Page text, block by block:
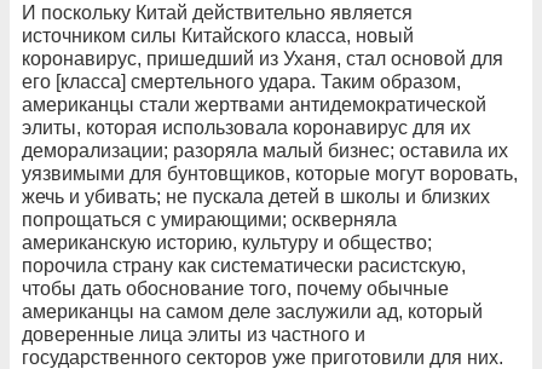
И поскольку Китай действительно является
источником силы Китайского класса, новый
коронавирус, пришедший из Уханя, стал основой для
его [класса] смертельного удара. Таким образом,
американцы стали жертвами антидемократической
элиты, которая использовала коронавирус для их
деморализации; разоряла малый бизнес; оставила их
уязвимыми для бунтовщиков, которые могут воровать,
жечь и убивать; не пускала детей в школы и близких
попрощаться с умирающими; оскверняла
американскую историю, культуру и общество;
порочила страну как систематически расистскую,
чтобы дать обоснование того, почему обычные
американцы на самом деле заслужили ад, который
доверенные лица элиты из частного и
государственного секторов уже приготовили для них.